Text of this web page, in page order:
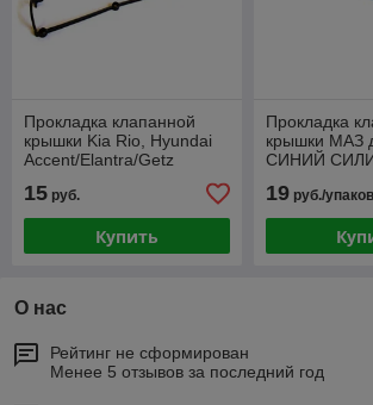
Прокладка клапанной
крышки Kia Rio, Hyundai
Accent/Elantra/Getz
15 руб.
Купить
Прокладка
крышки МАЗ
СИНИЙ
19руб./
О нас
Рейтинг не сформирован
Менее 5 отзывов за последний год